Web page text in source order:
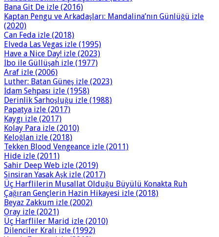
Bana Git De izle (2016)
Kaptan Pengu ve Arkadaşları: Mandalina’nın Günlüğü izle
(2020)
Can Feda izle (2018)
Elveda Las Vegas izle (1995)
Have a Nice Day! izle (2023)
İbo ile Güllüşah izle (1977)
Araf izle (2006)
Luther: Batan Güneş izle (2023)
İdam Sehpası izle (1958)
Derinlik Sarhoşluğu izle (1988)
Papatya izle (2017)
Kaygı izle (2017)
Kolay Para izle (2010)
Keloğlan izle (2018)
Tekken Blood Vengeance izle (2011)
Hide izle (2011)
Sahir Deep Web izle (2019)
Sinsiran Yasak Aşk izle (2017)
Üç Harflilerin Musallat Olduğu Büyülü Konakta Ruh
Çağıran Gençlerin Hazin Hikayesi izle (2018)
Beyaz Zakkum izle (2002)
Oray izle (2021)
Üç Harfliler Marid izle (2010)
Dilenciler Kralı izle (1992)